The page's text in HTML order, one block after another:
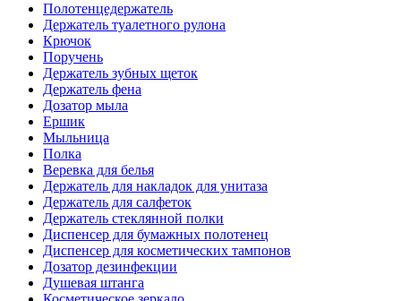
Полотенцедержатель
Держатель туалетного рулона
Крючок
Поручень
Держатель зубных щеток
Держатель фена
Дозатор мыла
Eршик
Мыльница
Полка
Веревка для белья
Держатель для накладок для унитаза
Держатель для салфеток
Держатель стеклянной полки
Диспенсер для бумажных полотенец
Диспенсер для косметических тампонов
Дозатор дезинфекции
Душевая штанга